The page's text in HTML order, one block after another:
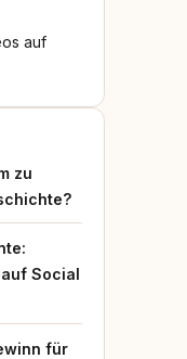
auf
zu
Social
für